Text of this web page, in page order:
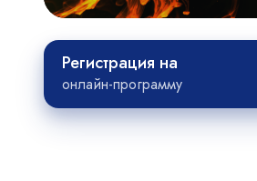
Регистрация на
онлайн-программу
Регистрация